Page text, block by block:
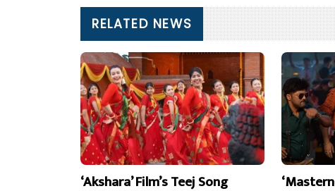
RELATED NEWS
‘Akshara’ Film’s Teej Song